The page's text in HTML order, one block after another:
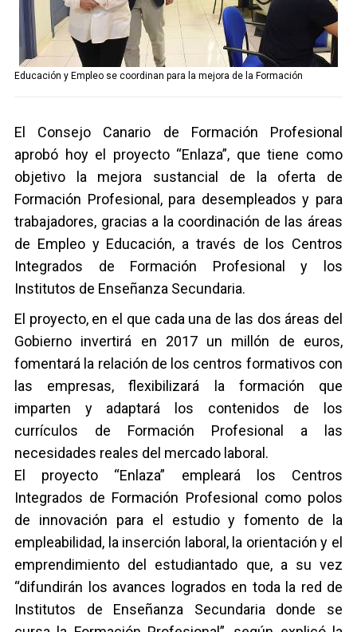
Educación y Empleo se coordinan para la mejora de la Formación
El Consejo Canario de Formación Profesional
aprobó hoy el proyecto “Enlaza”, que tiene como
objetivo la mejora sustancial de la oferta de
Formación Profesional, para desempleados y para
trabajadores, gracias a la coordinación de las áreas
de Empleo y Educación, a través de los Centros
Integrados de Formación Profesional y los
Institutos de Enseñanza Secundaria.
El proyecto, en el que cada una de las dos áreas del
Gobierno invertirá en 2017 un millón de euros,
fomentará la relación de los centros formativos con
las empresas, flexibilizará la formación que
imparten y adaptará los contenidos de los
currículos de Formación Profesional a las
necesidades reales del mercado laboral.
El proyecto “Enlaza” empleará los Centros
Integrados de Formación Profesional como polos
de innovación para el estudio y fomento de la
empleabilidad, la inserción laboral, la orientación y el
emprendimiento del estudiantado que, a su vez
“difundirán los avances logrados en toda la red de
Institutos de Enseñanza Secundaria donde se